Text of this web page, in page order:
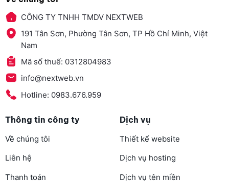
CÔNG TY TNHH TMDV NEXTWEB
191 Tân Sơn, Phường Tân Sơn, TP Hồ Chí Minh, Việt
Nam
Mã số thuế: 0312804983
info@nextweb.vn
Hotline: 0983.676.959
Thông tin công ty
Về chúng tôi
Liên hệ
Thanh toán
Dịch vụ
Thiết kế website
Dịch vụ hosting
Dịch vụ tên miền